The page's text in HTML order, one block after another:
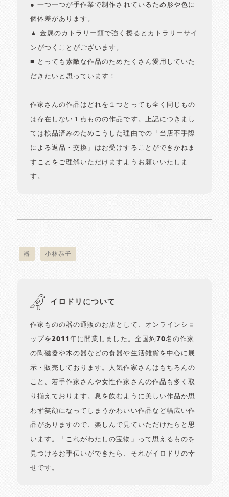
● 一つ一つが手作業で制作されているため形や色に
個体差があります。
▲ 金属のカトラリー類で強く擦るとカトラリーサイ
ンがつくことがございます。
■ とっても素敵な作品のためたくさん愛用していた
だきたいと思っています！
作家さんの作品はどれを１つとっても全く同じもの
は存在しない１点ものの作品です。上記につきまし
ては検品済みのためこうした理由での「当店不手際
による返品・交換」はお受けすることができかねま
すことをご理解いただけますようお願いいたしま
す。
器 小林恭子
イロドリについて
作家ものの器の通販のお店として、オンラインショ
ップを2011年に開業しました。全国約70名の作家
の陶磁器や木の器などの食器や生活雑貨を中心に展
示・販売しております。人気作家さんはもちろんの
こと、若手作家さんや女性作家さんの作品も多く取
り揃えております。息を飲むように美しい作品か思
わず笑顔になってしまうかわいい作品など幅広い作
品がありますので、楽しんで見ていただけたらと思
います。「これがわたしの宝物」って思えるものを
見つけるお手伝いができたら、それがイロドリの幸
せです。